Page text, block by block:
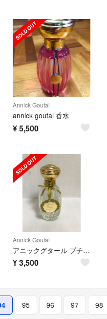
Annick Goutal
annick goutal 香水
¥5,500
Annick Goutal
アニックグタール プチシェリー 香水 50ml
¥3,500
95 96 97 98